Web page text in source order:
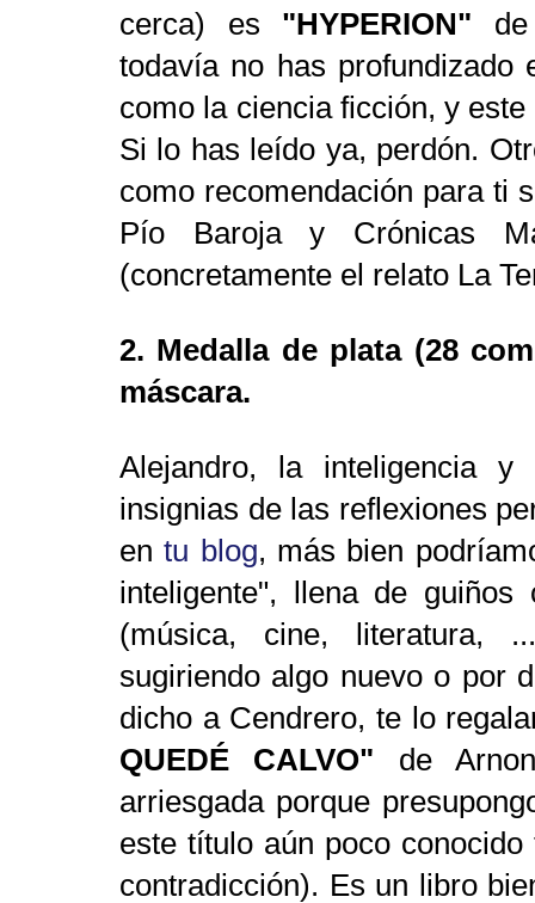
cerca) es "HYPERION" de
todavía no has profundizado
como la ciencia ficción, y
Si lo has leído ya, perdón.
como recomendación para ti
Pío Baroja y Crónicas
(concretamente el relato La
2. Medalla de plata (28
máscara.
Alejandro, la inteligencia
insignias de las reflexiones
entu blog, más bien
inteligente", llena de guiños
(música, cine, literatura,
sugiriendo algo nuevo o por
dicho a Cendrero, te lo
QUEDÉ CALVO" de
arriesgada porque
este título aún poco
contradicción). Es un libro